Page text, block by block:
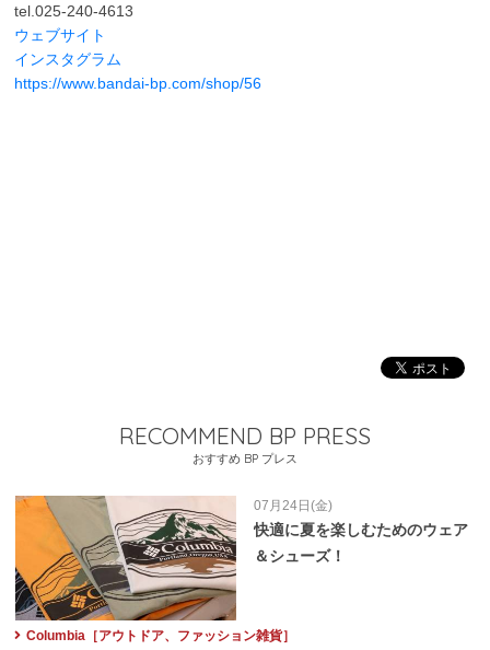
tel.025-240-4613
ウェブサイト
インスタグラム
https://www.bandai-bp.com/shop/56
RECOMMEND BP PRESS
おすすめ BP プレス
07月24日(金)
快適に夏を楽しむためのウェア
＆シューズ！
Columbia［アウトドア、ファッション雑貨］